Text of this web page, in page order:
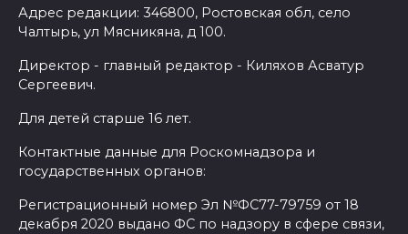
Адрес редакции: 346800, Ростовская обл, село
Чалтырь, ул Мясникяна, д 100.
Директор - главный редактор - Киляхов Асватур
Сергеевич.
Для детей старше 16 лет.
Контактные данные для Роскомнадзора и
государственных органов:
Регистрационный номер Эл №ФС77-79759 от 18
декабря 2020 выдано ФС по надзору в сфере связи,